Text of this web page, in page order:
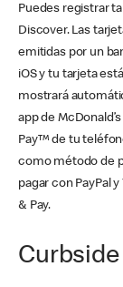
Puedes registrar
Discover. Las
emitidas por un
iOS y tu tarjeta
mostrará
app de
Pay™ de tu
como método de
pagar con PayPal
& Pay.